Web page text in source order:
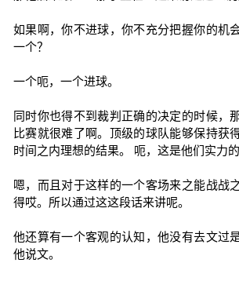
如果啊，你不进球，你不充分把握你的机
一个？
一个呃，一个进球。
同时你也得不到裁判正确的决定的时候，
比赛就很难了啊。顶级的球队能够保持获
时间之内理想的结果。 呃，这是他们实力的
嗯，而且对于这样的一个客场来之能战战
得哎。所以通过这这段话来讲呢。
他还算有一个客观的认知，他没有去文过
他说文。